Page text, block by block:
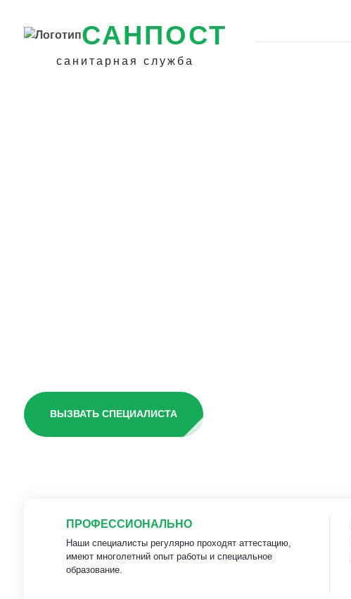
САНПОСТ
санитарная служба
ВЫЗВАТЬ СПЕЦИАЛИСТА
ПРОФЕССИОНАЛЬНО
Наши специалисты регулярно проходят аттестацию,
имеют многолетний опыт работы и специальное
образование.